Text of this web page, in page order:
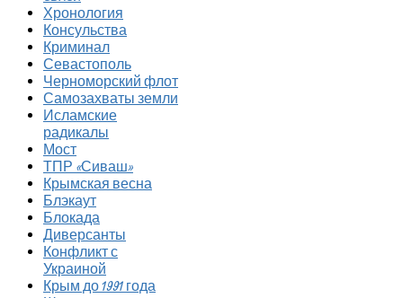
Хронология
Консульства
Криминал
Севастополь
Черноморский флот
Самозахваты земли
Исламские
радикалы
Мост
ТПР «Сиваш»
Крымская весна
Блэкаут
Блокада
Диверсанты
Конфликт с
Украиной
Крым до 1991 года